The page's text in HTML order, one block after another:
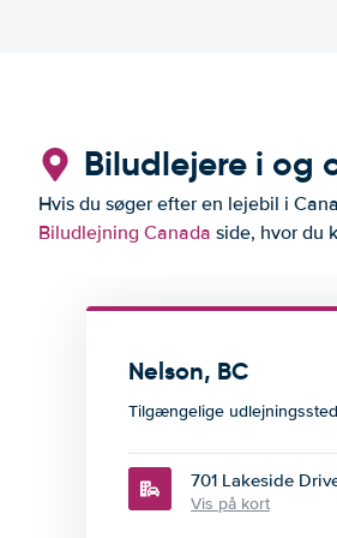
Biludlejere i og
Hvis du søger efter en lejebil i
Biludlejning Canada side, hvor du
Nelson, BC
Tilgængelige
701 Lakeside
Vis på kort